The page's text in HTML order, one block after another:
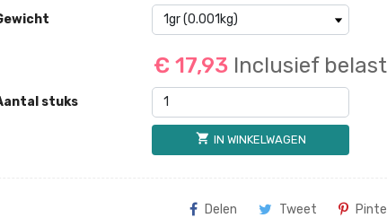
€ 17,93 Inclusief
stuks
shopping_cart IN WINKELWAGEN
Delen Tweet